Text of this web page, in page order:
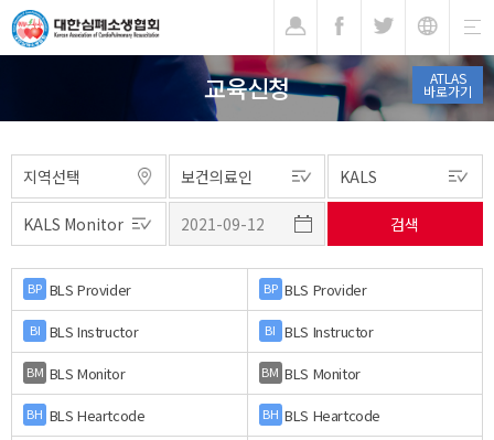
ATLAS
바로가기
교육신청
BP BLS Provider BP BLS Provider
BI BLS Instructor BI BLS Instructor
BM BLS Monitor BM BLS Monitor
BH BLS Heartcode BH BLS Heartcode